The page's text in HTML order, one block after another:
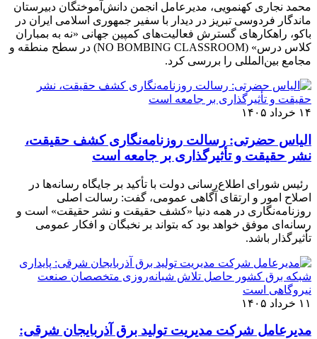
محمد نجاری کهنمویی، مدیرعامل انجمن دانش‌آموختگان دبیرستان
ماندگار فردوسی تبریز در دیدار با سفیر جمهوری اسلامی ایران در
باکو، راهکارهای گسترش فعالیت‌های کمپین جهانی «نه به بمباران
کلاس درس» (NO BOMBING CLASSROOM) در سطح منطقه و
مجامع بین‌المللی را بررسی کرد.
۱۴ خرداد ۱۴۰۵
الیاس حضرتی: رسالت روزنامه‌نگاری کشف حقیقت،
نشر حقیقت و تأثیرگذاری بر جامعه است
رئیس شورای اطلاع‌رسانی دولت با تأکید بر جایگاه رسانه‌ها در
اصلاح امور و ارتقای آگاهی عمومی، گفت: رسالت اصلی
روزنامه‌نگاری در همه دنیا «کشف حقیقت و نشر حقیقت» است و
رسانه‌ای موفق خواهد بود که بتواند بر نخبگان و افکار عمومی
تأثیرگذار باشد.
۱۱ خرداد ۱۴۰۵
مدیرعامل شرکت مدیریت تولید برق آذربایجان شرقی: